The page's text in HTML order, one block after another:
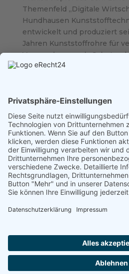
Themenfeld „Digitale
Hundhausen
entwickelt und produziert
Jahren Kunststoffrohre für
Verwendungen als
Energiebereich, Leerrohre
« Older Entries
Neueste Beiträge
TEST
SOILTEC GmbH, Achim
Schrift & Bild Nienaber
MÜTRON Müller GmbH & Co.
Impressum